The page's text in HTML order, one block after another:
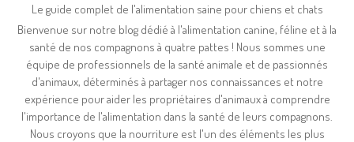
Le guide complet de l'alimentation saine pour chiens et chats
Bienvenue sur notre blog dédié à l'alimentation canine, féline et à la
santé de nos compagnons à quatre pattes ! Nous sommes une
équipe de professionnels de la santé animale et de passionnés
d'animaux, déterminés à partager nos connaissances et notre
expérience pour aider les propriétaires d'animaux à comprendre
l'importance de l'alimentation dans la santé de leurs compagnons.
Nous croyons que la nourriture est l'un des éléments les plus